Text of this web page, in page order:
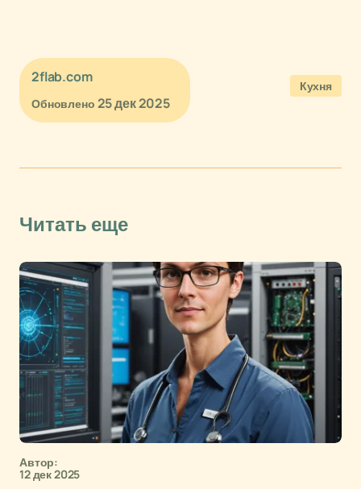
2flab.com
Обновлено 25 дек 2025
Кухня
Читать еще
Автор:
12 дек 2025